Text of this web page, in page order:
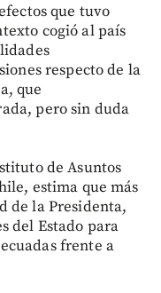
que tuvo
cogió al país
respecto de la
que
pero sin duda
de Asuntos
estima que más
de la Presidenta,
del Estado para
frente a